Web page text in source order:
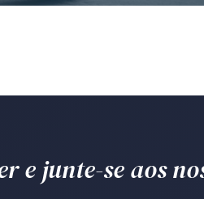
e junte-se aos